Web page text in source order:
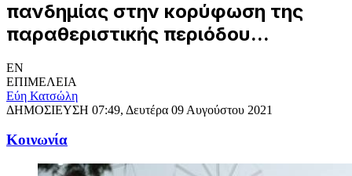
πανδημίας στην κορύφωση της
παραθεριστικής περιόδου...
EN
ΕΠΙΜΕΛΕΙΑ
Εύη Κατσώλη
ΔΗΜΟΣΙΕΥΣΗ 07:49, Δευτέρα 09 Αυγούστου 2021
Κοινωνία